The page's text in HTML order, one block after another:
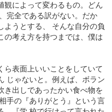
観によって変わるもの。どん
完全である訳がない。だか
ようとする、 そんな自分の負
の考え方を持つまでは、僕は
ら表面上いいことをしていて
じゃないと。例えば、ボラン
き出しであったかい食べ物を
手の『ありがとう』という言